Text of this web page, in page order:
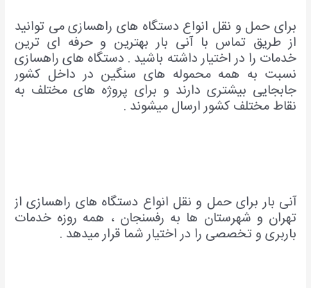
برای حمل و نقل انواع دستگاه های راهسازی می توانید
از طریق تماس با آنی بار بهترین و حرفه ای ترین
خدمات را در اختیار داشته باشید . دستگاه های راهسازی
نسبت به همه محموله های سنگین در داخل کشور
جابجایی بیشتری دارند و برای پروژه های مختلف به
نقاط مختلف کشور ارسال میشوند .
آنی بار برای حمل و نقل انواع دستگاه های راهسازی از
تهران و شهرستان ها به رفسنجان ، همه روزه خدمات
باربری و تخصصی را در اختیار شما قرار میدهد .